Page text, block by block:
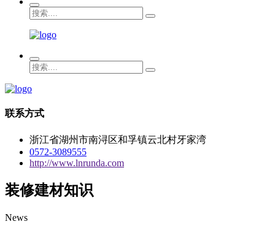
联系方式
浙江省湖州市南浔区和孚镇云北村牙家湾
0572-3089555
http://www.lnrunda.com
装修建材知识
News